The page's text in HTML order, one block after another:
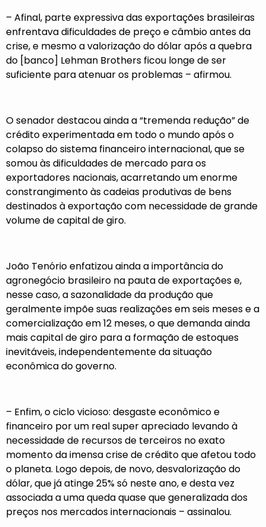
– Afinal, parte expressiva das exportações brasileiras
enfrentava dificuldades de preço e câmbio antes da
crise, e mesmo a valorização do dólar após a quebra
do [banco] Lehman Brothers ficou longe de ser
suficiente para atenuar os problemas – afirmou.
O senador destacou ainda a “tremenda redução” de
crédito experimentada em todo o mundo após o
colapso do sistema financeiro internacional, que se
somou às dificuldades de mercado para os
exportadores nacionais, acarretando um enorme
constrangimento às cadeias produtivas de bens
destinados à exportação com necessidade de grande
volume de capital de giro.
João Tenório enfatizou ainda a importância do
agronegócio brasileiro na pauta de exportações e,
nesse caso, a sazonalidade da produção que
geralmente impõe suas realizações em seis meses e a
comercialização em 12 meses, o que demanda ainda
mais capital de giro para a formação de estoques
inevitáveis, independentemente da situação
econômica do governo.
– Enfim, o ciclo vicioso: desgaste econômico e
financeiro por um real super apreciado levando à
necessidade de recursos de terceiros no exato
momento da imensa crise de crédito que afetou todo
o planeta. Logo depois, de novo, desvalorização do
dólar, que já atinge 25% só neste ano, e desta vez
associada a uma queda quase que generalizada dos
preços nos mercados internacionais – assinalou.